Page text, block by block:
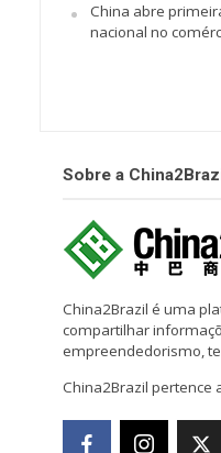
China abre
nacional no
Sobre a
China2Brazil é uma
compartilhar
empreendedorismo,
China2Brazil pertence